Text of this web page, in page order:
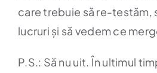
care trebuie să re-testăm,
lucruri și să vedem ce
P.S.: Să nu uit. În ultimul